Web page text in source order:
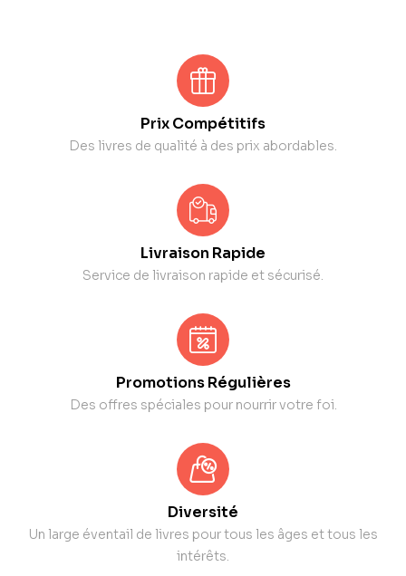
Prix Compétitifs
Des livres de qualité à des prix abordables.
Livraison Rapide
Service de livraison rapide et sécurisé.
Promotions Régulières
Des offres spéciales pour nourrir votre foi.
Diversité
Un large éventail de livres pour tous les âges et tous les
intérêts.